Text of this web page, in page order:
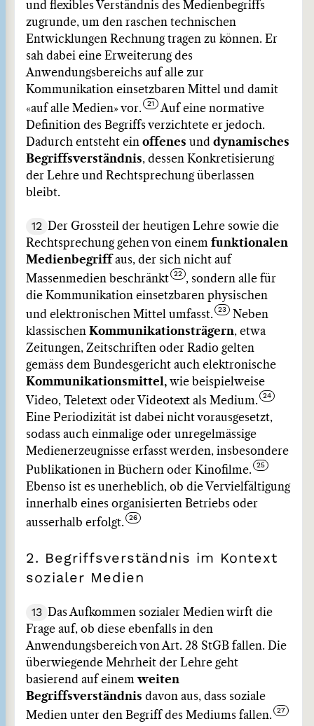
und flexibles Verständnis des Medienbegriffs
zugrunde, um den raschen technischen
Entwicklungen Rechnung tragen zu können. Er
sah dabei eine Erweiterung des
Anwendungsbereichs auf alle zur
Kommunikation einsetzbaren Mittel und damit
«auf alle Medien» vor.
Auf eine normative
Definition des Begriffs verzichtete er jedoch.
Dadurch entsteht ein offenes und dynamisches
Begriffsverständnis, dessen Konkretisierung
der Lehre und Rechtsprechung überlassen
bleibt.
12
Der Grossteil der heutigen Lehre sowie die
Rechtsprechung gehen von einem funktionalen
Medienbegriff aus, der sich nicht auf
Massenmedien beschränkt
, sondern alle für
die Kommunikation einsetzbaren physischen
und elektronischen Mittel umfasst.
Neben
klassischen Kommunikationsträgern, etwa
Zeitungen, Zeitschriften oder Radio gelten
gemäss dem Bundesgericht auch elektronische
Kommunikationsmittel, wie beispielweise
Video, Teletext oder Videotext als Medium.
Eine Periodizität ist dabei nicht vorausgesetzt,
sodass auch einmalige oder unregelmässige
Medienerzeugnisse erfasst werden, insbesondere
Publikationen in Büchern oder Kinofilme.
Ebenso ist es unerheblich, ob die Vervielfältigung
innerhalb eines organisierten Betriebs oder
ausserhalb erfolgt.
2. Begriffsverständnis im Kontext
sozialer Medien
13
Das Aufkommen sozialer Medien wirft die
Frage auf, ob diese ebenfalls in den
Anwendungsbereich von Art. 28 StGB fallen. Die
überwiegende Mehrheit der Lehre geht
basierend auf einem weiten
Begriffsverständnis davon aus, dass soziale
Medien unter den Begriff des Mediums fallen.